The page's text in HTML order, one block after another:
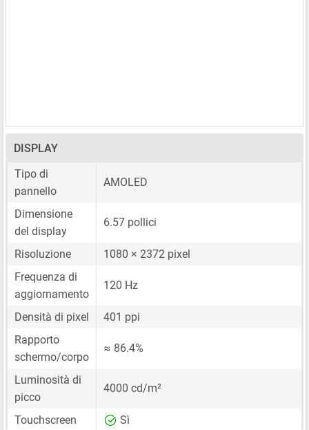
DISPLAY
Tipo di
pannello
AMOLED
Dimensione
del display
6.57 pollici
Risoluzione
1080 × 2372 pixel
Frequenza di
aggiornamento
120 Hz
Densità di pixel
401 ppi
Rapporto
schermo/corpo
≈ 86.4%
Luminosità di
picco
4000 cd/m²
Touchscreen
Sì